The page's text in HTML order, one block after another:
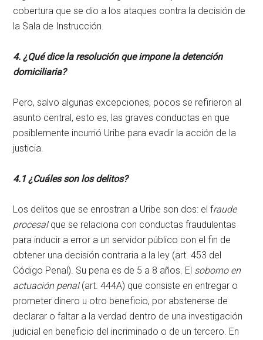
cobertura que se dio a los ataques contra la decisión de
la Sala de Instrucción.
4. ¿Qué dice la resolución que impone la detención
domiciliaria?
Pero, salvo algunas excepciones, pocos se refirieron al
asunto central, esto es, las graves conductas en que
posiblemente incurrió Uribe para evadir la acción de la
justicia.
4.1 ¿Cuáles son los delitos?
Los delitos que se enrostran a Uribe son dos: el fraude
procesalque se relaciona con conductas fraudulentas
para inducir a error a un servidor público con el fin de
obtener una decisión contraria a la ley (art. 453 del
Código Penal). Su pena es de 5 a 8 años. El soborno en
actuación penal(art. 444A) que consiste en entregar o
prometer dinero u otro beneficio, por abstenerse de
declarar o faltar a la verdad dentro de una investigación
judicial en beneficio del incriminado o de un tercero. En